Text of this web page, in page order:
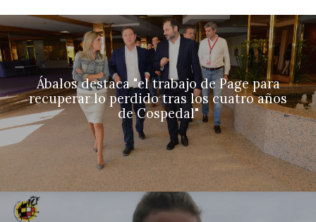
Ábalos destaca "el trabajo de Page para
recuperar lo perdido tras los cuatro años
de Cospedal"